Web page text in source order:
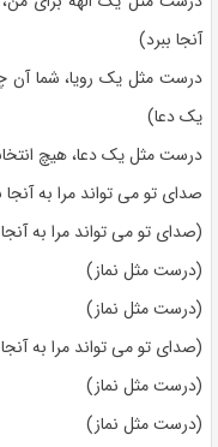
آنجا ببرد)
درست مثل یک رویا، شما
یک دعا)
درست مثل یک دعا، هیچ
صدای تو می تواند مرا به آنجا
(صدای تو می تواند مرا به
(درست مثل نماز)
(درست مثل نماز)
(صدای تو می تواند مرا به
(درست مثل نماز)
(درست مثل نماز)